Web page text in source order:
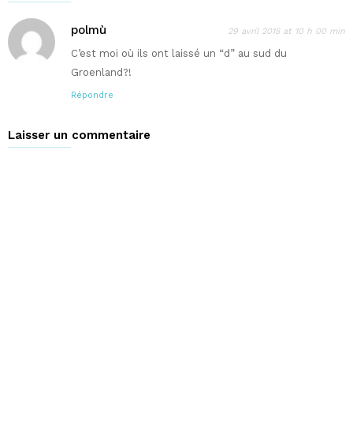
polmù 29 avril 2015 at 10 h 00 min
C’est moi où ils ont laissé un “d” au sud du
Groenland?!
Répondre
Laisser un commentaire